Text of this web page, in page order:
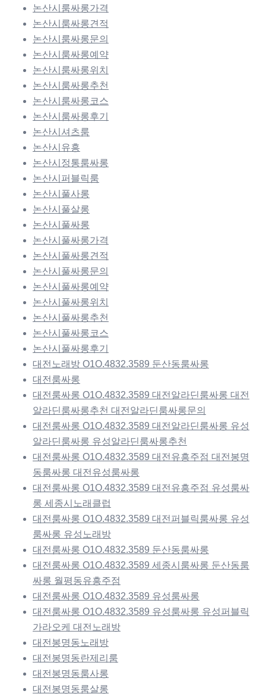
논산시룸싸롱가격
논산시룸싸롱견적
논산시룸싸롱문의
논산시룸싸롱예약
논산시룸싸롱위치
논산시룸싸롱추천
논산시룸싸롱코스
논산시룸싸롱후기
논산시셔츠룸
논산시유흥
논산시정통룸싸롱
논산시퍼블릭룸
논산시풀사롱
논산시풀살롱
논산시풀싸롱
논산시풀싸롱가격
논산시풀싸롱견적
논산시풀싸롱문의
논산시풀싸롱예약
논산시풀싸롱위치
논산시풀싸롱추천
논산시풀싸롱코스
논산시풀싸롱후기
대전노래방 O1O.4832.3589 둔산동룸싸롱
대전룸싸롱
대전룸싸롱 O1O.4832.3589 대전알라딘룸싸롱 대전
알라딘룸싸롱추천 대전알라딘룸싸롱문의
대전룸싸롱 O1O.4832.3589 대전알라딘룸싸롱 유성
알라딘룸싸롱 유성알라딘룸싸롱추천
대전룸싸롱 O1O.4832.3589 대전유흥주점 대전봉명
동룸싸롱 대전유성룸싸롱
대전룸싸롱 O1O.4832.3589 대전유흥주점 유성룸싸
롱 세종시노래클럽
대전룸싸롱 O1O.4832.3589 대전퍼블릭룸싸롱 유성
룸싸롱 유성노래방
대전룸싸롱 O1O.4832.3589 둔산동룸싸롱
대전룸싸롱 O1O.4832.3589 세종시룸싸롱 둔산동룸
싸롱 월평동유흥주점
대전룸싸롱 O1O.4832.3589 유성룸싸롱
대전룸싸롱 O1O.4832.3589 유성룸싸롱 유성퍼블릭
가라오케 대전노래방
대전봉명동노래방
대전봉명동란제리룸
대전봉명동룸사롱
대전봉명동룸살롱